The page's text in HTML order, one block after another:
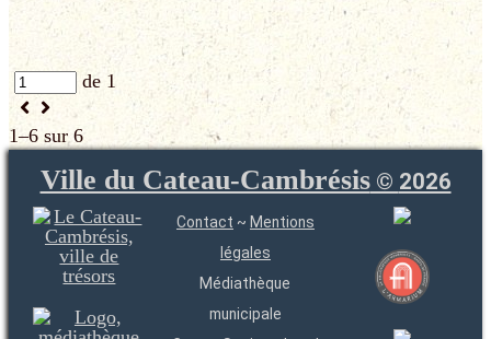
de 1
1–6 sur 6
Ville du Cateau-Cambrésis© 2026
Contact ~ Mentions
légales
Médiathèque
municipale